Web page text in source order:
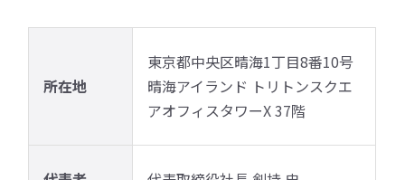
所在地
東京都中央区晴海1丁目8番10号
晴海アイランド トリトンスクエ
アオフィスタワーX 37階